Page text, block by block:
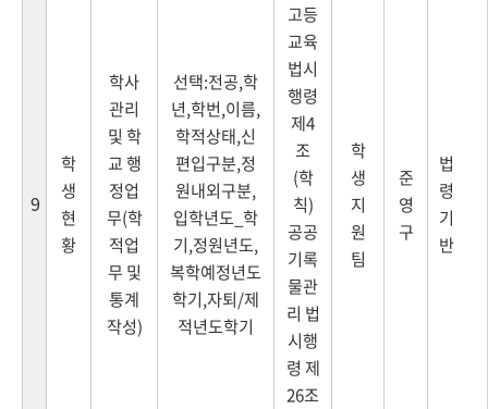
9
학
생
현
황
학사
관리
및 학
교 행
정업
무(학
적업
무 및
통계
작성)
선택:전공,학
년,학번,이름,
학적상태,신
편입구분,정
원내외구분,
입학년도_학
기,정원년도,
복학예정년도
학기,자퇴/제
적년도학기
고등
교육
법시
행령
제4
조
(학
칙)
공공
기록
물관
리 법
시행
령 제
26조
학
생
지
원
팀
준
영
구
법
령
기
반